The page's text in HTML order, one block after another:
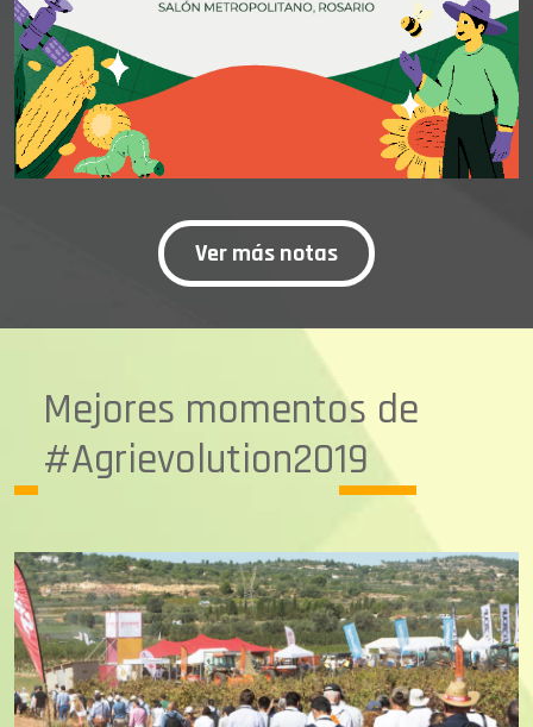
Ver más notas
Mejores momentos de
#Agrievolution2019